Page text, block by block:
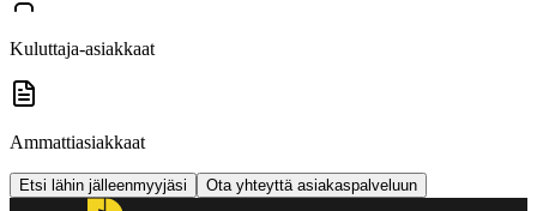
Kuluttaja-asiakkaat
Ammattiasiakkaat
Etsi lähin jälleenmyyjäsi Ota yhteyttä asiakaspalveluun